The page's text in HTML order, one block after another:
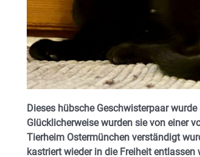
Dieses hübsche Geschwisterpaar
Glücklicherweise wurden sie von einer
Tierheim Ostermünchen verständigt
kastriert wieder in die Freiheit entlassen